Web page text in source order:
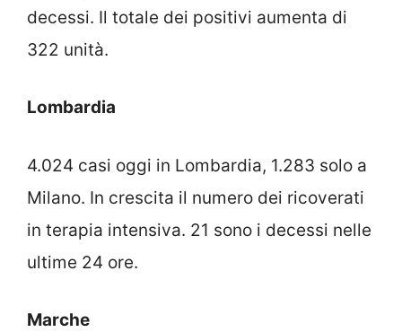
decessi. Il totale dei positivi aumenta di
322 unità.
Lombardia
4.024 casi oggi in Lombardia, 1.283 solo a
Milano. In crescita il numero dei ricoverati
in terapia intensiva. 21 sono i decessi nelle
ultime 24 ore.
Marche